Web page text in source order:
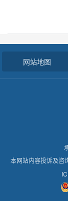
网站地图
本网站内容投诉及咨